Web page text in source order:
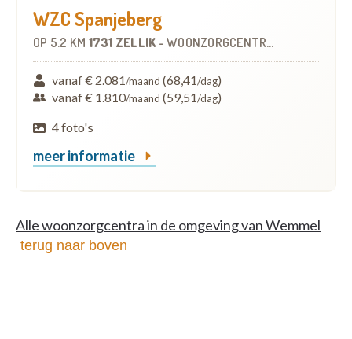
WZC Spanjeberg
OP 5.2 KM 1731 ZELLIK - WOONZORGCENTRUM (WZC)
vanaf € 2.081/maand (68,41/dag)
vanaf € 1.810/maand (59,51/dag)
4 foto's
meer informatie
Alle woonzorgcentra in de omgeving van Wemmel
terug naar boven